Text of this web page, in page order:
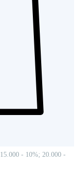
- 10%; 20.000 -